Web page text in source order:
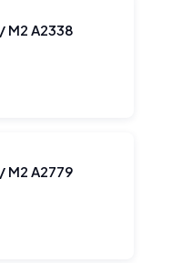
M2 A2338
M2 A2779